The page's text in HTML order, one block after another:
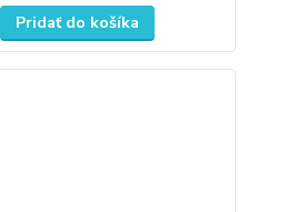
Pridať do košíka